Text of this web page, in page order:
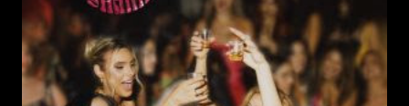
feira), quando Roberto Carlos se apresentará em Curitiba
– PR , na Teatro Positivo (Rua Prof. Pedro Viriato Parigot
de Souza, 5300 - Campo Comprido, Curitiba - PR). Abertura
das vendas on-line e físicas no dia 04 de setembro ao meio